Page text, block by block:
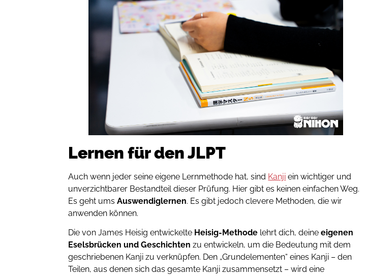
Lernen für den JLPT
Auch wenn jeder seine eigene Lernmethode hat, sind Kanji ein wichtiger und
unverzichtbarer Bestandteil dieser Prüfung. Hier gibt es keinen einfachen Weg.
Es geht umsAuswendiglernen. Es gibt jedoch clevere Methoden, die wir
anwenden können.
Die von James Heisig entwickelte Heisig-Methode lehrt dich, deineeigenen
Eselsbrücken und Geschichten zu entwickeln, um die Bedeutung mit dem
geschriebenen Kanji zu verknüpfen. Den „Grundelementen“ eines Kanji – den
Teilen, aus denen sich das gesamte Kanji zusammensetzt – wird eine